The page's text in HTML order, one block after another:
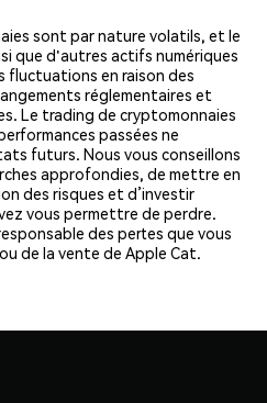
sont par nature volatils, et le
que d'autres actifs numériques
en raison des
réglementaires et
Le trading de cryptomonnaies
passées ne
futurs. Nous vous conseillons
approfondies, de mettre en
des risques et d’investir
vous permettre de perdre.
des pertes que vous
de la vente de Apple Cat.